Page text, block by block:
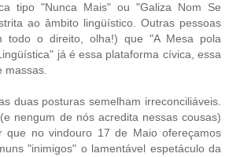
tipo "Nunca Mais" ou "Galiza Nom Se
ao âmbito lingüístico. Outras pessoas
todo o direito, olha!) que "A Mesa pola
já é essa plataforma cívica, essa
massas.
duas posturas semelham irreconciliáveis.
nengum de nós acredita nessas cousas)
que no vindouro 17 de Maio ofereçamos
"inimigos" o lamentável espetáculo da